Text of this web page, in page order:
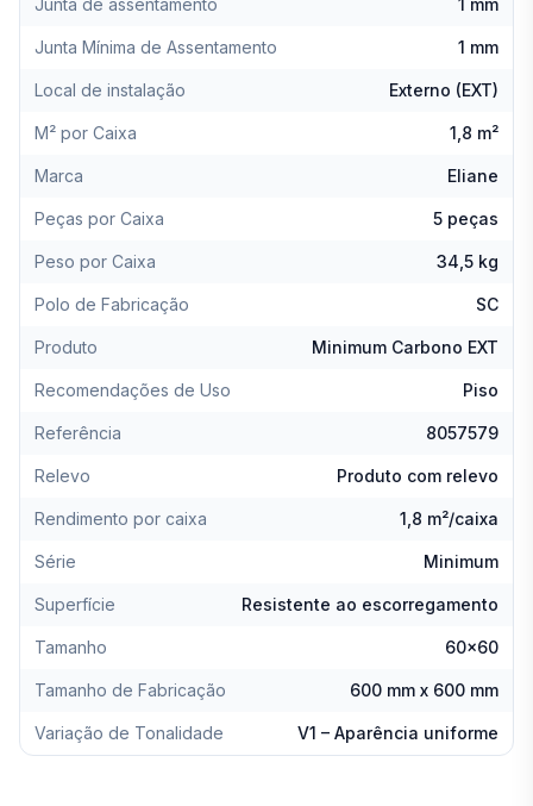
Junta de assentamento 1 mm
Junta Mínima de Assentamento 1 mm
Local de instalação Externo (EXT)
M² por Caixa 1,8 m²
Marca Eliane
Peças por Caixa 5 peças
Peso por Caixa 34,5 kg
Polo de Fabricação SC
Produto Minimum Carbono EXT
Recomendações de Uso Piso
Referência 8057579
Relevo Produto com relevo
Rendimento por caixa 1,8 m²/caixa
Série Minimum
Superfície Resistente ao escorregamento
Tamanho 60x60
Tamanho de Fabricação 600 mm x 600 mm
Variação de Tonalidade V1 – Aparência uniforme